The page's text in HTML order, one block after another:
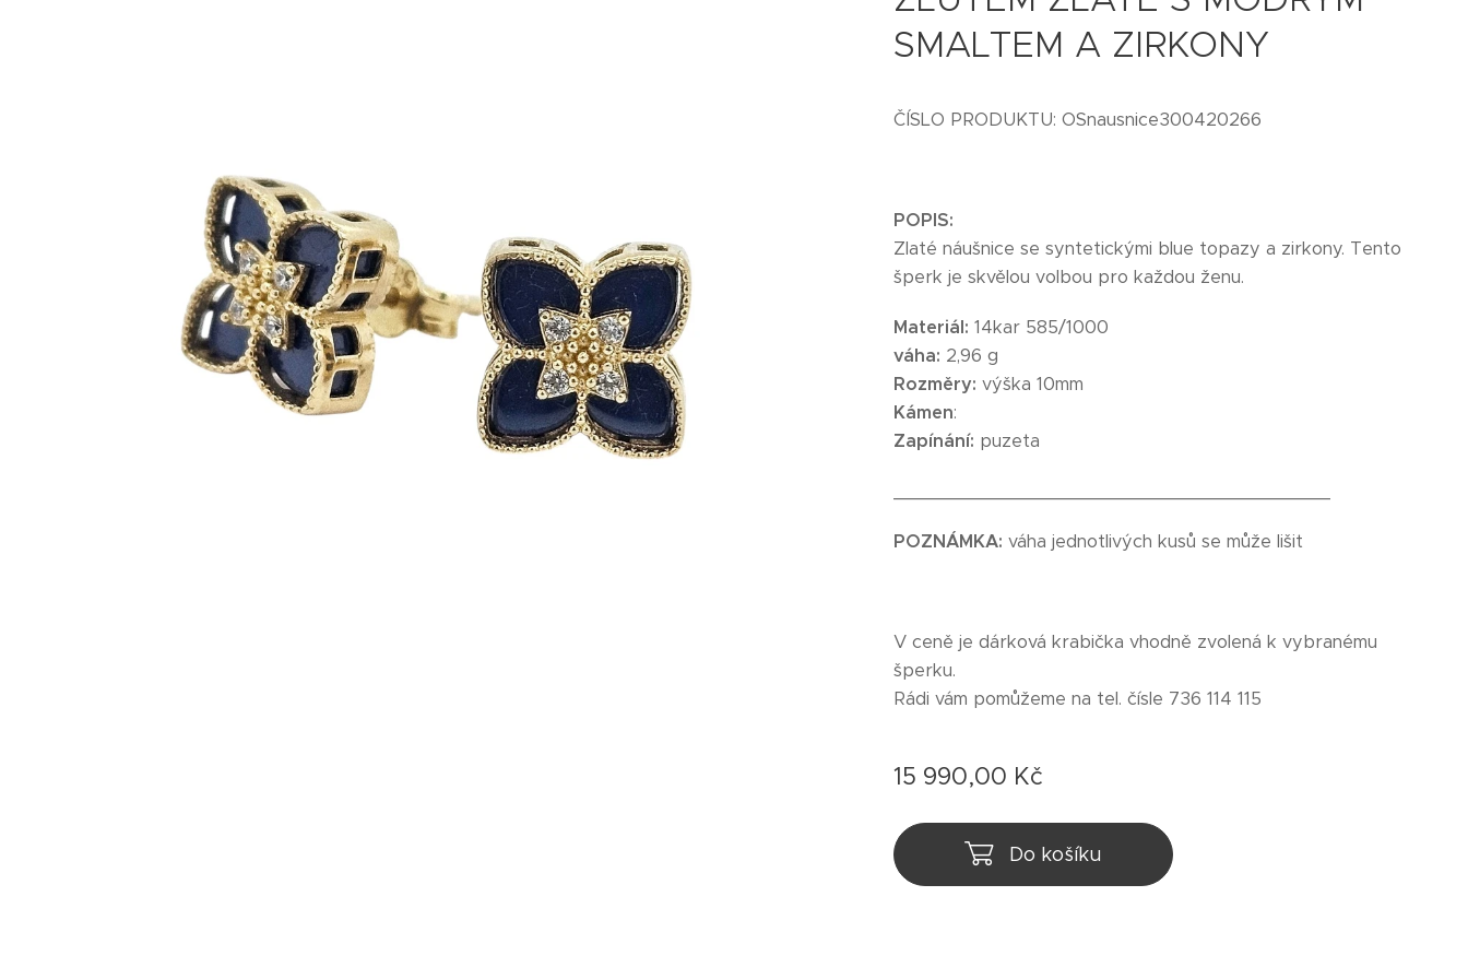
SMALTEM A ZIRKONY
ČÍSLO PRODUKTU: OSnausnice300420266
POPIS:
Zlaté náušnice se syntetickými blue topazy a zirkony. Tento
šperk je skvělou volbou pro každou ženu.
Materiál: 14kar 585/1000
váha: 2,96 g
Rozměry:výška 10mm
Kámen:
Zapínání: puzeta
POZNÁMKA:váha jednotlivých kusů se může lišit
V ceně je dárková krabička vhodně zvolená k vybranému
šperku.
Rádi vám pomůžeme na tel. čísle 736 114 115
15 990,00 Kč
Do košíku